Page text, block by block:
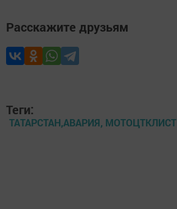
Расскажите друзьям
Теги:
ТАТАРСТАН,АВАРИЯ, МОТОЦТКЛИСТ